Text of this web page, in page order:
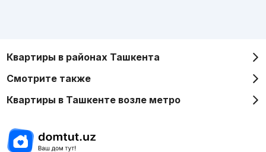
Квартиры в районах Ташкента
Смотрите также
Квартиры в Ташкенте возле метро